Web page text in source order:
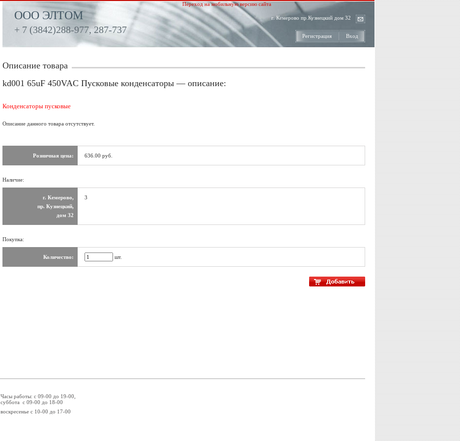
ООО ЭЛТОМ
+ 7 (3842)288-977, 287-737
Переход на мобильную версию сайта
г. Кемерово пр.Кузнецкий дом 32
Регистрация Вход
Описание товара
kd001 65uF 450VAC Пусковые конденсаторы — описание:
Конденсаторы пусковые
Описание данного товара отсутствует.
Розничная цена: 636.00 руб.
Наличие:
г. Кемерово,
пр. Кузнецкий,
дом 32
3
Покупка:
Количество: шт.
Часы работы: с 09-00 до 19-00,
суббота с 09-00 до 18-00
воскресенье с 10-00 до 17-00